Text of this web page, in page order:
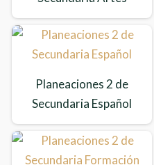
Planeaciones 2 de
Secundaria Español